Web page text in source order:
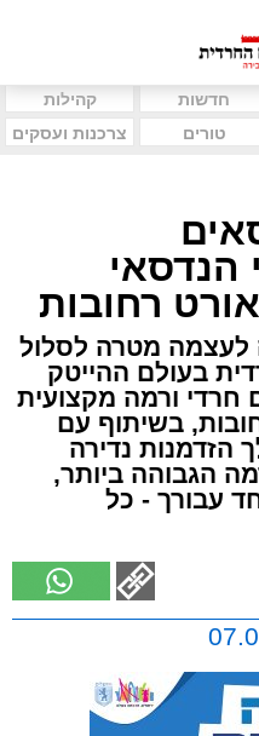
חדשות
קהילות
טורים צרכנות ועסקים
הנדסאי
רחובות
מטרה לסלול
בעולם ההייטק
חרדי ורמה מקצועית
בשיתוף עם
הזדמנות נדירה
הגבוהה ביותר,
עבורך - כל